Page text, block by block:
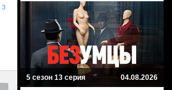
3
5 сезон 13 серия 04.08.2026